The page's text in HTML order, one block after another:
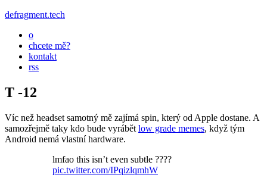
defragment.tech
o
chcete mě?
kontakt
rss
T -12
Víc než headset samotný mě zajímá spin, který od Apple dostane. A
samozřejmě taky kdo bude vyrábět low grade memes, když tým
Android nemá vlastní hardware.
lmfao this isn’t even subtle ????
pic.twitter.com/IPqizlqmhW